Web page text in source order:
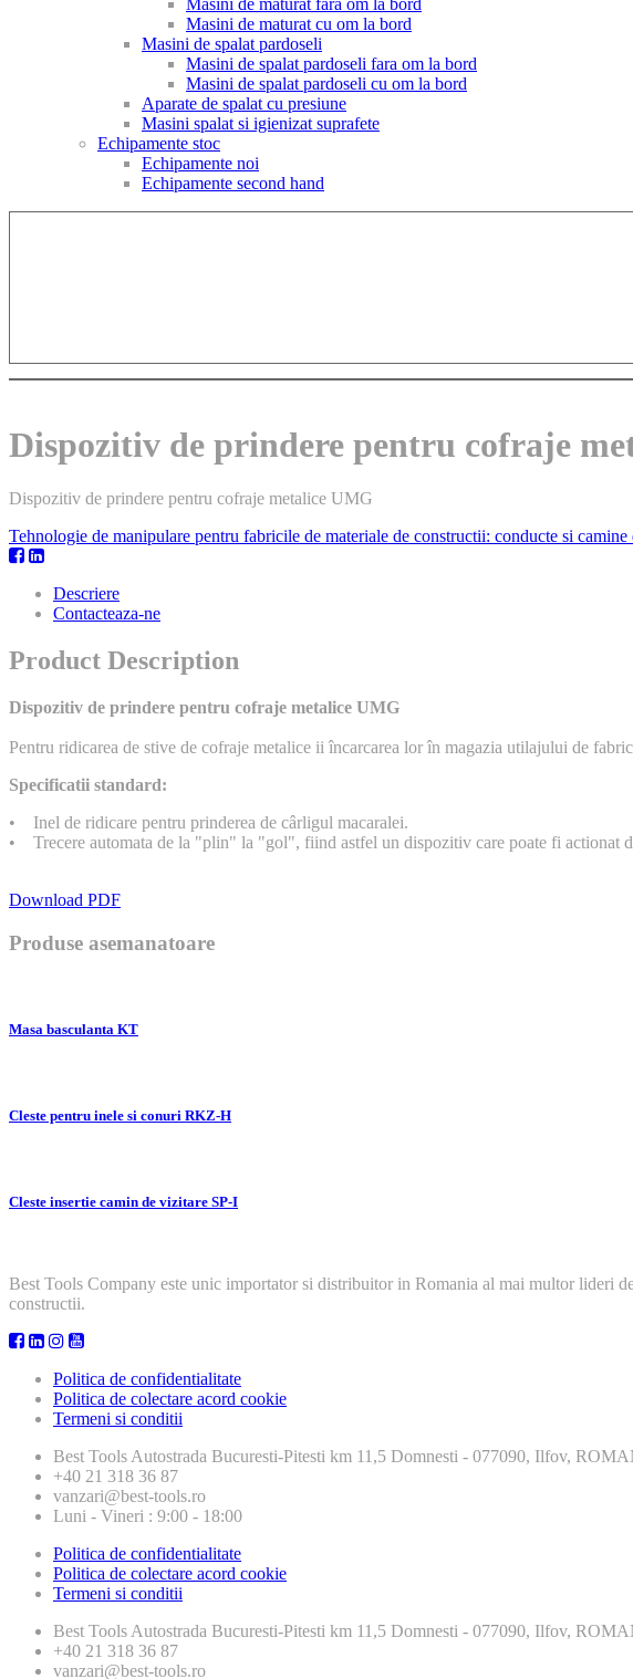
Masini de maturat fara om la bord
Masini de maturat cu om la bord
Masini de spalat pardoseli
Masini de spalat pardoseli fara om la bord
Masini de spalat pardoseli cu om la bord
Aparate de spalat cu presiune
Masini spalat si igienizat suprafete
Echipamente stoc
Echipamente noi
Echipamente second hand
Dispozitiv de prindere pentru cofraje
Dispozitiv de prindere pentru cofraje metalice UMG
Tehnologie de manipulare pentru fabricile de materiale de constructii: conducte si camine
Descriere
Contacteaza-ne
Product Description
Dispozitiv de prindere pentru cofraje metalice UMG
Pentru ridicarea de stive de cofraje metalice ii încarcarea lor în magazia utilajului de
Specificatii standard:
• Inel de ridicare pentru prinderea de cârligul macaralei.
• Trecere automata de la "plin" la "gol", fiind astfel un dispozitiv care poate fi actionat
Download PDF
Produse asemanatoare
Masa basculanta KT
Cleste pentru inele si conuri RKZ-H
Cleste insertie camin de vizitare SP-I
Best Tools Company este unic importator si distribuitor in Romania al mai multor lideri
constructii.
Politica de confidentialitate
Politica de colectare acord cookie
Termeni si conditii
Best Tools Autostrada Bucuresti-Pitesti km 11,5 Domnesti - 077090, Ilfov,
+40 21 318 36 87
vanzari@best-tools.ro
Luni - Vineri : 9:00 - 18:00
Politica de confidentialitate
Politica de colectare acord cookie
Termeni si conditii
Best Tools Autostrada Bucuresti-Pitesti km 11,5 Domnesti - 077090, Ilfov,
+40 21 318 36 87
vanzari@best-tools.ro